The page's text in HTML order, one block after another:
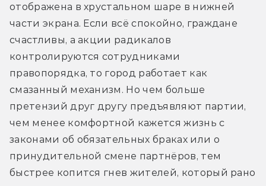
отображена в хрустальном шаре в нижней
части экрана. Если всё спокойно, граждане
счастливы, а акции радикалов
контролируются сотрудниками
правопорядка, то город работает как
смазанный механизм. Но чем больше
претензий друг другу предъявляют партии,
чем менее комфортной кажется жизнь с
законами об обязательных браках или о
принудительной смене партнёров, тем
быстрее копится гнев жителей, который рано